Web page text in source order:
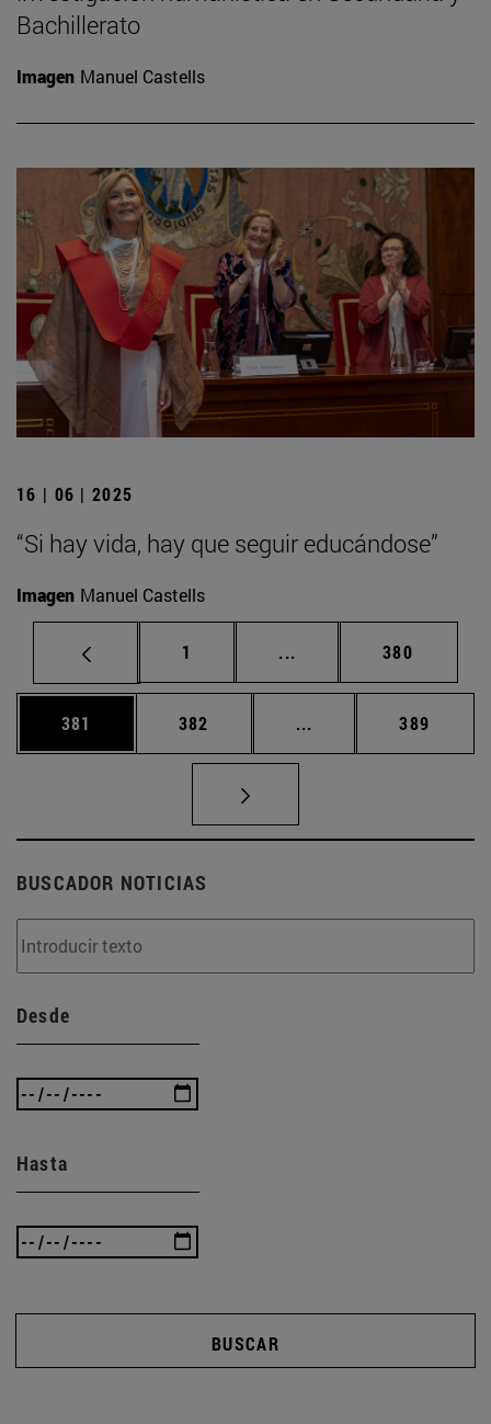
Bachillerato
Imagen Manuel Castells
16 | 06 | 2025
“Si hay vida, hay que seguir educándose”
Imagen Manuel Castells
Página
1 ... Páginas intermedias
Página
380
Página
381 Página
382 ... Páginas intermedias
Página
389
BUSCADOR NOTICIAS
Desde
Hasta
BUSCAR